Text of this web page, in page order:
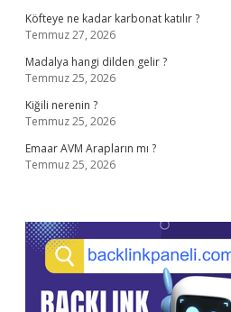
Köfteye ne kadar karbonat katılır ?
Temmuz 27, 2026
Madalya hangi dilden gelir ?
Temmuz 25, 2026
Kiğili nerenin ?
Temmuz 25, 2026
Emaar AVM Arapların mı ?
Temmuz 25, 2026